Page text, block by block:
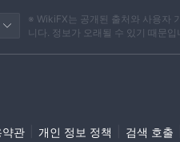
※ WikiFX는 공개된 출처와 사용자
니다. 정보가 오래될 수 있기 때문
약관 개인 정보 정책 검색 호출